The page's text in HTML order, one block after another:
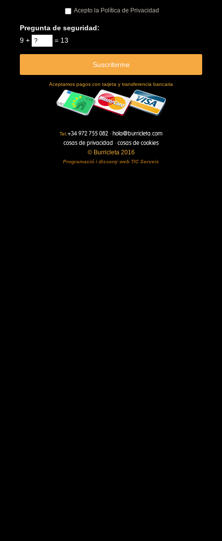
Acepto la Política de Privacidad
Pregunta de seguridad:
9 +
= 13
Aceptamos pagos con tarjeta y transferencia bancaria
Tel. +34 972 755 082 · hola@burricleta.com
cosas de privacidad · cosas de cookies
© Burricleta 2016
Programació i disseny web TIC Serveis